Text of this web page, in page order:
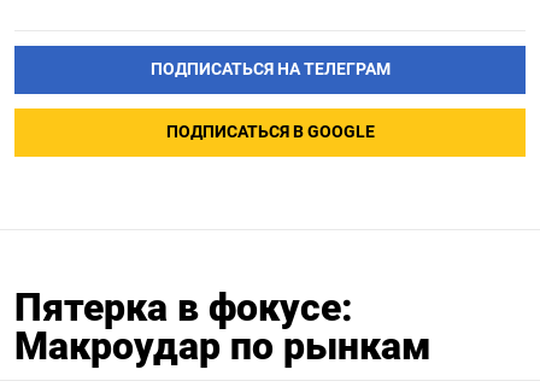
ПОДПИСАТЬСЯ НА ТЕЛЕГРАМ
ПОДПИСАТЬСЯ В GOOGLE
Пятерка в фокусе:
Макроудар по рынкам